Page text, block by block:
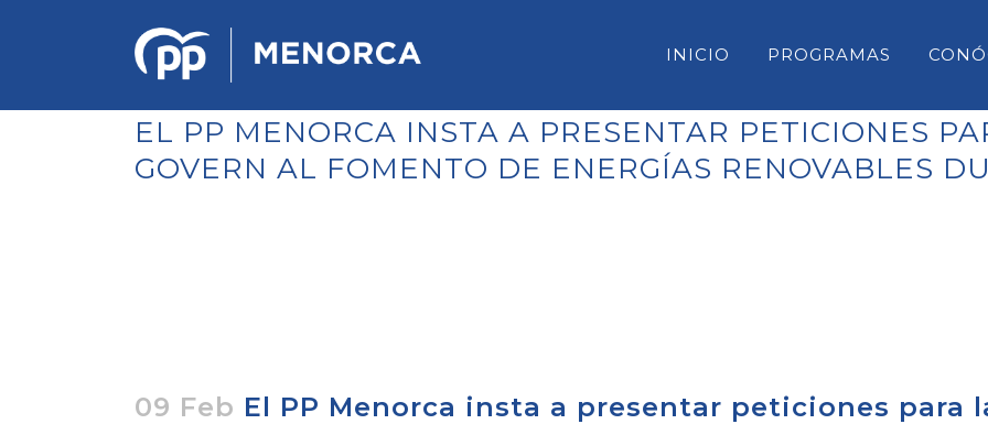
INICIO PROGRAMAS
EL PP MENORCA INSTA A PRESENTAR PETICIONES
GOVERN AL FOMENTO DE ENERGÍAS RENOVABLES
09 Feb El PP Menorca insta a presentar peticiones para